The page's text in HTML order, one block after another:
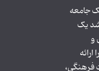
جامعه
یک
و
فرهنگی،